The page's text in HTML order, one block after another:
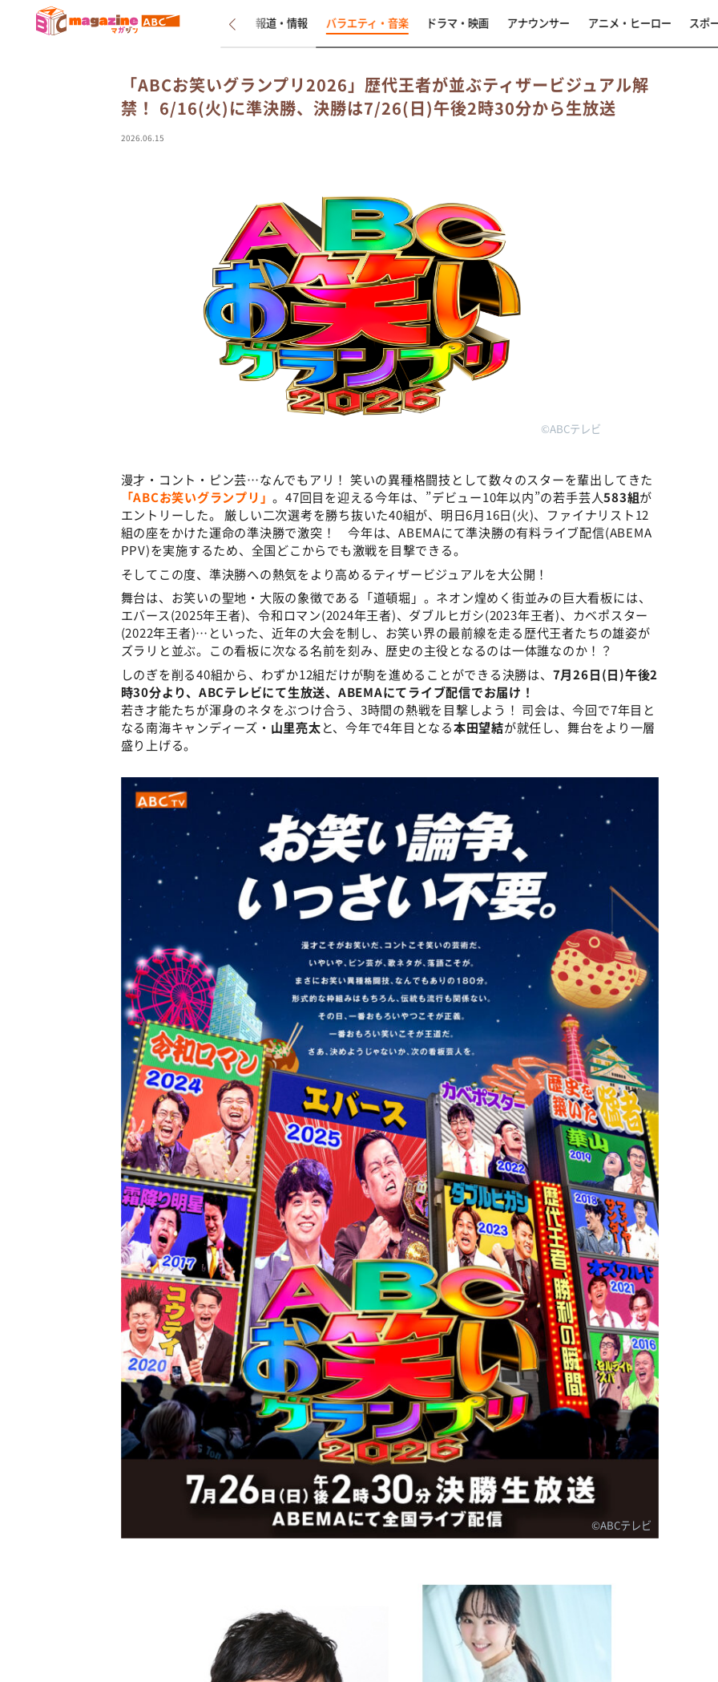
新着 インタビュー 報道・情報 バラエティ・音楽 ドラマ・映画 アナウンサー アニメ・ヒーロー スポ
「ABCお笑いグランプリ2026」歴代王者が並ぶティザービジュアル解
禁！ 6/16(火)に準決勝、決勝は7/26(日)午後2時30分から生放送
2026.06.15
©ABCテレビ
漫才・コント・ピン芸…なんでもアリ！ 笑いの異種格闘技として数々のスターを輩出してきた
「ABCお笑いグランプリ」。47回目を迎える今年は、”デビュー10年以内”の若手芸人583組が
エントリーした。 厳しい二次選考を勝ち抜いた40組が、明日6月16日(火)、ファイナリスト12
組の座をかけた運命の準決勝で激突！ 今年は、ABEMAにて準決勝の有料ライブ配信(ABEMA
PPV)を実施するため、全国どこからでも激戦を目撃できる。
そしてこの度、準決勝への熱気をより高めるティザービジュアルを大公開！
舞台は、お笑いの聖地・大阪の象徴である「道頓堀」。ネオン煌めく街並みの巨大看板には、
エバース(2025年王者)、令和ロマン(2024年王者)、ダブルヒガシ(2023年王者)、カベポスター
(2022年王者)…といった、近年の大会を制し、お笑い界の最前線を走る歴代王者たちの雄姿が
ズラリと並ぶ。この看板に次なる名前を刻み、歴史の主役となるのは一体誰なのか！？
しのぎを削る40組から、わずか12組だけが駒を進めることができる決勝は、 7月26日(日)午後2
時30分より、ABCテレビにて生放送、ABEMAにてライブ配信でお届け！
若き才能たちが渾身のネタをぶつけ合う、3時間の熱戦を目撃しよう！ 司会は、今回で7年目と
なる南海キャンディーズ・ 山里亮太と、今年で4年目となる本田望結が就任し、舞台をより一層
盛り上げる。
©ABCテレビ